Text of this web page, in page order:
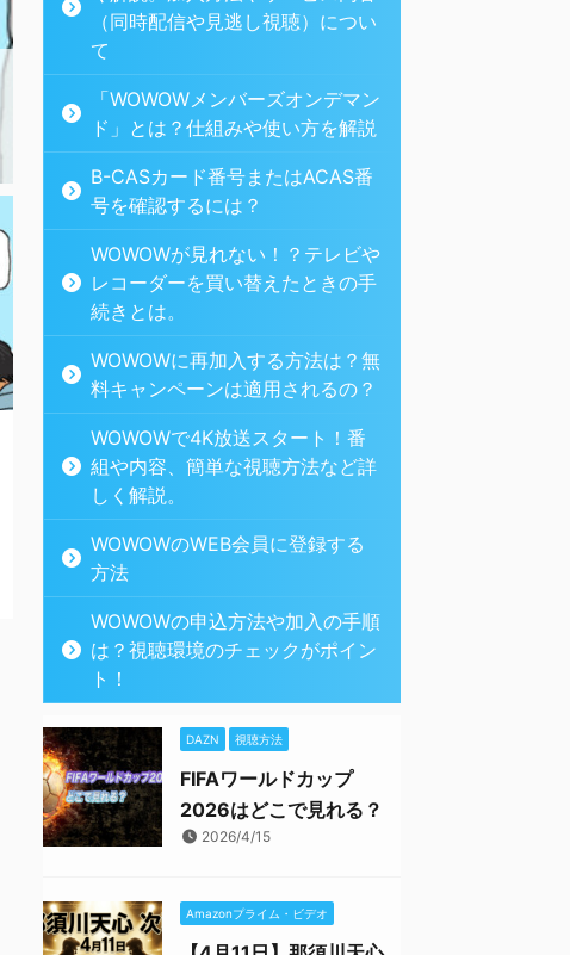
（同時配信や見逃し視聴）につい
て
「WOWOWメンバーズオンデマン
ド」とは？仕組みや使い方を解説
B-CASカード番号またはACAS番
号を確認するには？
WOWOWが見れない！？テレビや
レコーダーを買い替えたときの手
続きとは。
WOWOWに再加入する方法は？無
料キャンペーンは適用されるの？
WOWOWで4K放送スタート！番
組や内容、簡単な視聴方法など詳
しく解説。
WOWOWのWEB会員に登録する
方法
WOWOWの申込方法や加入の手順
は？視聴環境のチェックがポイン
ト！
DAZN 視聴方法
FIFAワールドカップ
2026はどこで見れる？
2026/4/15
Amazonプライム・ビデオ